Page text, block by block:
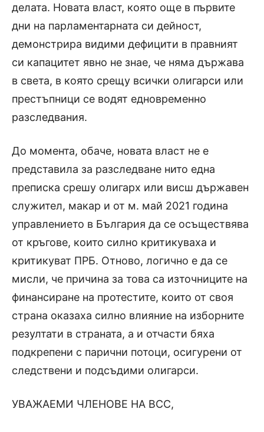
делата. Новата власт, която още в първите
дни на парламентарната си дейност,
демонстрира видими дефицити в правният
си капацитет явно не знае, че няма държава
в света, в която срещу всички олигарси или
престъпници се водят едновременно
разследвания.
До момента, обаче, новата власт не е
представила за разследване нито една
преписка срешу олигарх или висш държавен
служител, макар и от м. май 2021 година
управлението в България да се осъществява
от кръгове, които силно критикуваха и
критикуват ПРБ. Отново, логично е да се
мисли, че причина за това са източниците на
финансиране на протестите, които от своя
страна оказаха силно влияние на изборните
резултати в страната, а и отчасти бяха
подкрепени с парични потоци, осигурени от
следствени и подсъдими олигарси.
УВАЖАЕМИ ЧЛЕНОВЕ НА ВСС,